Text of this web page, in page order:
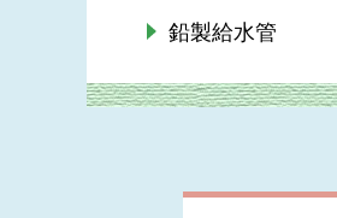
鉛製給水管